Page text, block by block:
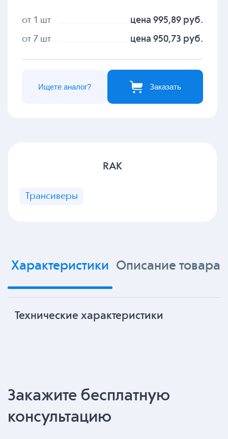
от 1 шт цена 995,89 руб.
от 7 шт цена 950,73 руб.
Заказать
Ищете аналог?
RAK
Трансиверы
Характеристики Описание товара
Технические характеристики
Закажите бесплатную
консультацию